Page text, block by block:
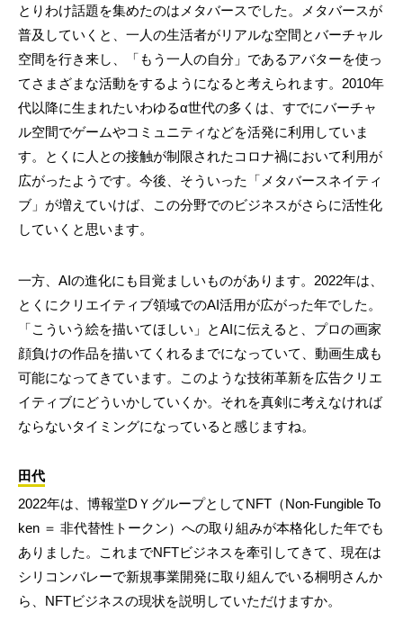
とりわけ話題を集めたのはメタバースでした。メタバースが
普及していくと、一人の生活者がリアルな空間とバーチャル
空間を行き来し、「もう一人の自分」であるアバターを使っ
てさまざまな活動をするようになると考えられます。2010年
代以降に生まれたいわゆるα世代の多くは、すでにバーチャ
ル空間でゲームやコミュニティなどを活発に利用していま
す。とくに人との接触が制限されたコロナ禍において利用が
広がったようです。今後、そういった「メタバースネイティ
ブ」が増えていけば、この分野でのビジネスがさらに活性化
していくと思います。
一方、AIの進化にも目覚ましいものがあります。2022年は、
とくにクリエイティブ領域でのAI活用が広がった年でした。
「こういう絵を描いてほしい」とAIに伝えると、プロの画家
顔負けの作品を描いてくれるまでになっていて、動画生成も
可能になってきています。このような技術革新を広告クリエ
イティブにどういかしていくか。それを真剣に考えなければ
ならないタイミングになっていると感じますね。
田代
2022年は、博報堂DＹグループとしてNFT（Non-Fungible To
ken ＝ 非代替性トークン）への取り組みが本格化した年でも
ありました。これまでNFTビジネスを牽引してきて、現在は
シリコンバレーで新規事業開発に取り組んでいる桐明さんか
ら、NFTビジネスの現状を説明していただけますか。